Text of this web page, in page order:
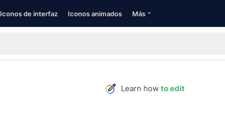
Iconos de interfaz Iconos animados Más
Learn how to edit